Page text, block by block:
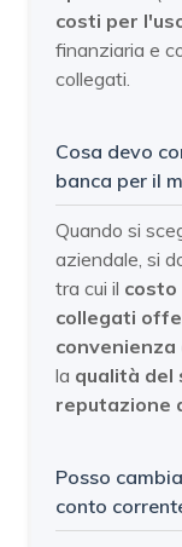
costi per
finanziaria e
collegati.
Cosa devo
banca per il
Quando si
aziendale, si
tra cui il costo
collegati
la qualità del
reputazione
Posso
conto